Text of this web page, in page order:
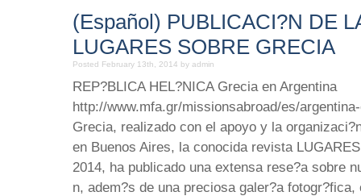
(Español) PUBLICACI?N DE
LUGARES SOBRE GRECIA
Posted February 13th, 2014 by admin
REP?BLICA HEL?NICA Grecia en Argentina
http://www.mfa.gr/missionsabroad/es/
Grecia, realizado con el apoyo y la
en Buenos Aires, la conocida revista
2014, ha publicado una extensa rese?a sobre
n, adem?s de una preciosa galer?a